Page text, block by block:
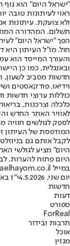
"ישראל היום" הוא
ראוי לעיתונות טובה
ולא צועקת. עיתונות
הפך "ישראל היום"
חול. מו"ל העיתון היא
והעורך המייסד הוא
חדשות מסביב לשעון,
וידיאו, פודקאסטים
כוללות ערוצי חדשות
לאוויר האתר החדש
לספק לגולשים חוויה
המודפסת של העיתון
לקבל אותם גם
היום" מציע לגולשי
היום פתוח להערות,
במייל hayom@israelhayom.co.il.
יום שני, 4.5.2026
י"ז
חדשות
דעות
ספורט
ForReal
תרבות ובידור
אוכל
מגזין